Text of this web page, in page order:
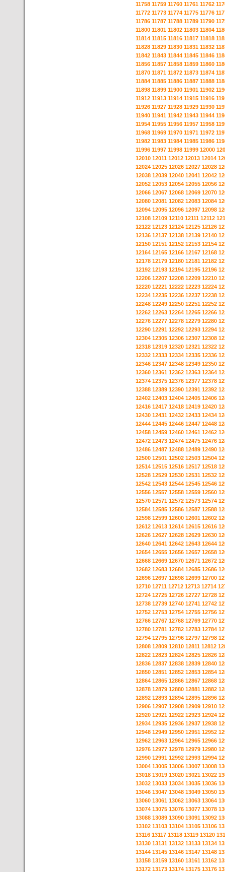
11758 11759 11760 11761 11762
11772 11773 11774 11775 11776
11786 11787 11788 11789 11790
11800 11801 11802 11803 11804
11814 11815 11816 11817 11818
11828 11829 11830 11831 11832
11842 11843 11844 11845 11846
11856 11857 11858 11859 11860
11870 11871 11872 11873 11874
11884 11885 11886 11887 11888
11898 11899 11900 11901 11902
11912 11913 11914 11915 11916
11926 11927 11928 11929 11930
11940 11941 11942 11943 11944
11954 11955 11956 11957 11958
11968 11969 11970 11971 11972
11982 11983 11984 11985 11986
11996 11997 11998 11999 12000
12010 12011 12012 12013 12014
12024 12025 12026 12027 12028
12038 12039 12040 12041 12042
12052 12053 12054 12055 12056
12066 12067 12068 12069 12070
12080 12081 12082 12083 12084
12094 12095 12096 12097 12098
12108 12109 12110 12111 12112
12122 12123 12124 12125 12126
12136 12137 12138 12139 12140
12150 12151 12152 12153 12154
12164 12165 12166 12167 12168
12178 12179 12180 12181 12182
12192 12193 12194 12195 12196
12206 12207 12208 12209 12210
12220 12221 12222 12223 12224
12234 12235 12236 12237 12238
12248 12249 12250 12251 12252
12262 12263 12264 12265 12266
12276 12277 12278 12279 12280
12290 12291 12292 12293 12294
12304 12305 12306 12307 12308
12318 12319 12320 12321 12322
12332 12333 12334 12335 12336
12346 12347 12348 12349 12350
12360 12361 12362 12363 12364
12374 12375 12376 12377 12378
12388 12389 12390 12391 12392
12402 12403 12404 12405 12406
12416 12417 12418 12419 12420
12430 12431 12432 12433 12434
12444 12445 12446 12447 12448
12458 12459 12460 12461 12462
12472 12473 12474 12475 12476
12486 12487 12488 12489 12490
12500 12501 12502 12503 12504
12514 12515 12516 12517 12518
12528 12529 12530 12531 12532
12542 12543 12544 12545 12546
12556 12557 12558 12559 12560
12570 12571 12572 12573 12574
12584 12585 12586 12587 12588
12598 12599 12600 12601 12602
12612 12613 12614 12615 12616
12626 12627 12628 12629 12630
12640 12641 12642 12643 12644
12654 12655 12656 12657 12658
12668 12669 12670 12671 12672
12682 12683 12684 12685 12686
12696 12697 12698 12699 12700
12710 12711 12712 12713 12714
12724 12725 12726 12727 12728
12738 12739 12740 12741 12742
12752 12753 12754 12755 12756
12766 12767 12768 12769 12770
12780 12781 12782 12783 12784
12794 12795 12796 12797 12798
12808 12809 12810 12811 12812
12822 12823 12824 12825 12826
12836 12837 12838 12839 12840
12850 12851 12852 12853 12854
12864 12865 12866 12867 12868
12878 12879 12880 12881 12882
12892 12893 12894 12895 12896
12906 12907 12908 12909 12910
12920 12921 12922 12923 12924
12934 12935 12936 12937 12938
12948 12949 12950 12951 12952
12962 12963 12964 12965 12966
12976 12977 12978 12979 12980
12990 12991 12992 12993 12994
13004 13005 13006 13007 13008
13018 13019 13020 13021 13022
13032 13033 13034 13035 13036
13046 13047 13048 13049 13050
13060 13061 13062 13063 13064
13074 13075 13076 13077 13078
13088 13089 13090 13091 13092
13102 13103 13104 13105 13106
13116 13117 13118 13119 13120
13130 13131 13132 13133 13134
13144 13145 13146 13147 13148
13158 13159 13160 13161 13162
13172 13173 13174 13175 13176